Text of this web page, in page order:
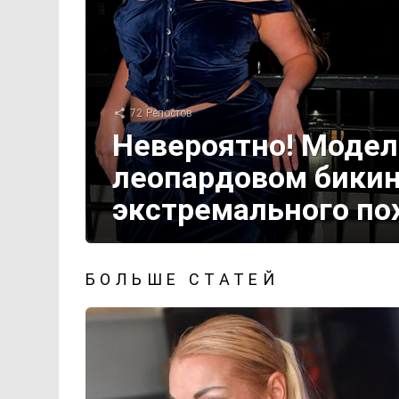
72 Репостов
Невероятно!
леопардовом
экстремального
БОЛЬШЕ СТАТЕЙ